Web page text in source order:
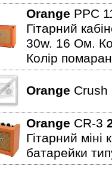
Orange PPC
Гітарний
30w. 16 Ом.
Колір
Orange
Orange CR-3
Гітарний
батарейки